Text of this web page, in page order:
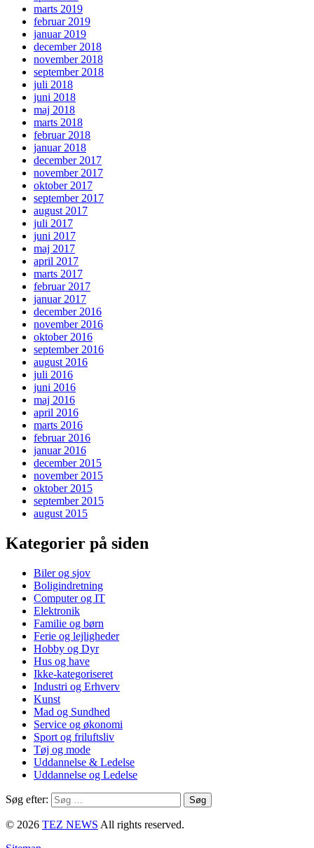
marts 2019
februar 2019
januar 2019
december 2018
november 2018
september 2018
juli 2018
juni 2018
maj 2018
marts 2018
februar 2018
januar 2018
december 2017
november 2017
oktober 2017
september 2017
august 2017
juli 2017
juni 2017
maj 2017
april 2017
marts 2017
februar 2017
januar 2017
december 2016
november 2016
oktober 2016
september 2016
august 2016
juli 2016
juni 2016
maj 2016
april 2016
marts 2016
februar 2016
januar 2016
december 2015
november 2015
oktober 2015
september 2015
august 2015
Kategorier på siden
Biler og sjov
Boligindretning
Computer og IT
Elektronik
Familie og børn
Ferie og lejligheder
Hobby og Dyr
Hus og have
Ikke-kategoriseret
Industri og Erhverv
Kunst
Mad og Sundhed
Service og økonomi
Sport og friluftsliv
Tøj og mode
Uddannelse & Ledelse
Uddannelse og Ledelse
Søg efter:
© 2026 TEZ NEWS All rights reserved.